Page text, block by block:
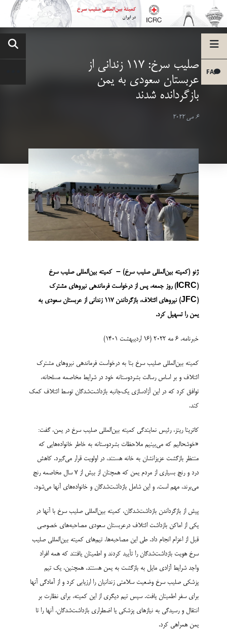
FA
صلیب سرخ: 117 زندانی از
عربستان سعودی به یمن
بازگردانده شدند
6 می 2022
ژنو (کمیته بین‌المللی صلیب سرخ) – کمیته بین‌المللی صلیب سرخ
(ICRC)
روز جمعه، پس از درخواست فرماندهی نیروهای مشترک
(JFC)
نیروهای ائتلاف، بازگرداندن 117 زندانی از عربستان سعودی به
یمن را تسهیل کرد.
خبرنامه، 6 مه 2022 (16 اردیبهشت 1401)
کمیته بین‌المللی صلیب سرخ بنا به درخواست فرماندهی نیروهای مشترک
ائتلاف و بر اساس رسالت بشردوستانه خود در شرایط مخاصمه مسلحانه،
توافق کرد که در این آزادسازی یک‌جانبه بازداشت­‌شدگان توسط ائتلاف کمک
کند.
کاترینا ریتز، رئیس نمایندگی کمیته بین‌المللی صلیب سرخ در یمن، گفت:
«خوشحالیم که می‌بینیم ملاحظات بشردوستانه به خاطر خانواده‌هایی که
منتظر بازگشت عزیزانشان به خانه هستند، در اولویت قرار می­‌گیرد. کاهش
درد و رنج بسیاری از مردم یمن که همچنان از بیش از 7 سال مخاصمه رنج
می‌­برند، مهم است. و این شامل بازداشت­‌شدگان و خانواده‌­های آنها می‌­شود.
پیش از بازگرداندن بازداشت‌شدگان، کمیته بین‌المللی صلیب سرخ با آنها در
یکی از اماکن بازداشت ائتلاف درعربستان سعودی مصاحبه‌های خصوصی
قبل از اعزام انجام داد. طی این مصاحبه‌ها، تیم‌های کمیته بین‌المللی صلیب
سرخ هویت بازداشت‌شدگان را تأیید کردند و اطمینان یافتند که همه افراد
واجد شرایط آزادی مایل به بازگشت به یمن هستند. همچنین، یک تیم
پزشکی صلیب سرخ وضعیت سلامتی زندانیان را ارزیابی کرد و از آمادگی آنها
برای سفر اطمینان یافت. سپس تیم دیگری از این کمیته، برای نظارت بر
انتقال و رسیدگی به نیازهای پزشکی یا اضطراری بازداشت‌شدگان، آنها را تا
یمن همراهی کرد.